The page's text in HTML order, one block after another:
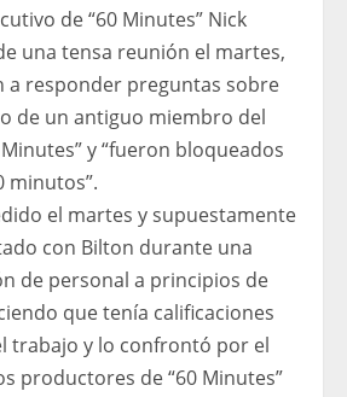
de “60 Minutes” Nick
una tensa reunión el martes,
a responder preguntas sobre
de un antiguo miembro del
y “fueron bloqueados
minutos”.
el martes y supuestamente
con Bilton durante una
de personal a principios de
que tenía calificaciones
trabajo y lo confrontó por el
productores de “60 Minutes”